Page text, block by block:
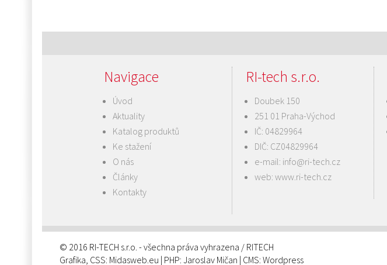
Navigace
Úvod
Aktuality
Katalog produktů
Ke stažení
O nás
Články
Kontakty
RI-tech s.r.o.
Doubek 150
251 01 Praha-Východ
IČ: 04829964
DIČ: CZ04829964
e-mail: info@ri-tech.cz
web: www.ri-tech.cz
© 2016 RI-TECH s.r.o. - všechna práva vyhrazena / RITECH
Grafika, CSS: Midasweb.eu | PHP: Jaroslav Mičan | CMS: Wordpress